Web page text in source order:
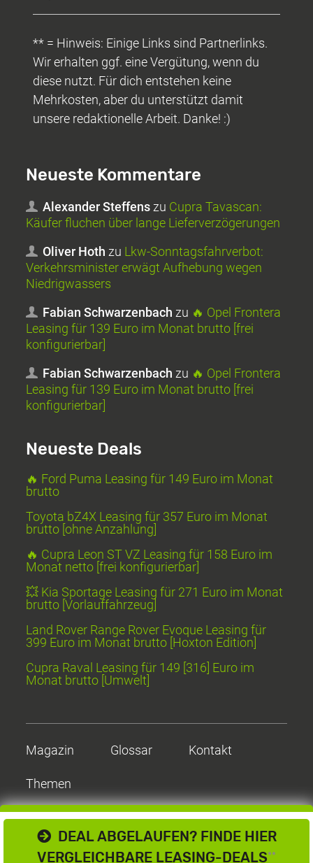
DEAL ABGELAUFEN? FINDE HIER
VERGLEICHBARE LEASING-DEALS**
** = Hinweis: Einige Links sind Partnerlinks.
Wir erhalten ggf. eine Vergütung, wenn du
diese nutzt. Für dich entstehen keine
Mehrkosten, aber du unterstützt damit
unsere redaktionelle Arbeit. Danke! :)
Neueste Kommentare
Alexander Steffens zu Cupra Tavascan:
Käufer fluchen über lange Lieferverzögerungen
Oliver Hoth zu Lkw-Sonntagsfahrverbot:
Verkehrsminister erwägt Aufhebung wegen
Niedrigwassers
Fabian Schwarzenbach zu 🔥 Opel Frontera
Leasing für 139 Euro im Monat brutto [frei
konfigurierbar]
Fabian Schwarzenbach zu 🔥 Opel Frontera
Leasing für 139 Euro im Monat brutto [frei
konfigurierbar]
Neueste Deals
🔥 Ford Puma Leasing für 149 Euro im Monat
brutto
Toyota bZ4X Leasing für 357 Euro im Monat
brutto [ohne Anzahlung]
🔥 Cupra Leon ST VZ Leasing für 158 Euro im
Monat netto [frei konfigurierbar]
💥 Kia Sportage Leasing für 271 Euro im Monat
brutto [Vorlauffahrzeug]
Land Rover Range Rover Evoque Leasing für
399 Euro im Monat brutto [Hoxton Edition]
Cupra Raval Leasing für 149 [316] Euro im
Monat brutto [Umwelt]
Magazin Glossar Kontakt
Themen